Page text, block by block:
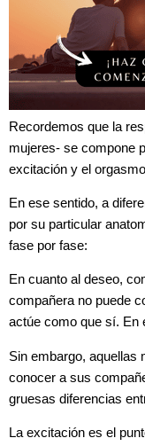
Recordemos que la
mujeres- se compone
excitación y el
En ese sentido, a
por su particular
fase por fase:
En cuanto al deseo,
compañera no puede
actúe como que sí. En
Sin embargo, aquellas
conocer a sus
gruesas diferencias
La excitación es el